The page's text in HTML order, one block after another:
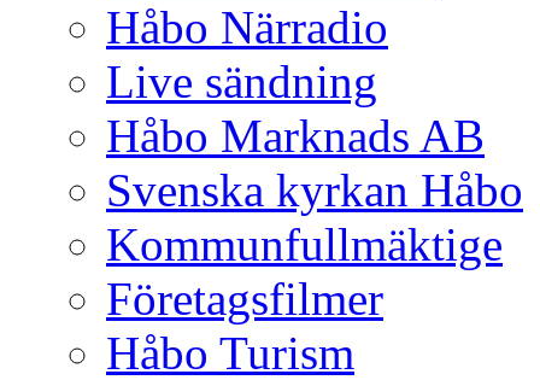
Håbo Närradio
Live sändning
Håbo Marknads AB
Svenska kyrkan Håbo
Kommunfullmäktige
Företagsfilmer
Håbo Turism